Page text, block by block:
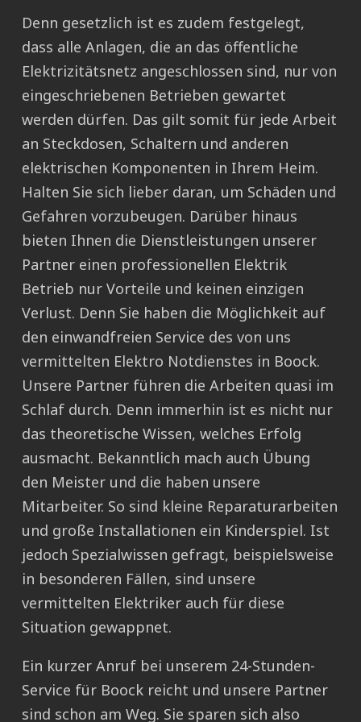
Denn gesetzlich ist es zudem festgelegt,
dass alle Anlagen, die an das öffentliche
Elektrizitätsnetz angeschlossen sind, nur von
eingeschriebenen Betrieben gewartet
werden dürfen. Das gilt somit für jede Arbeit
an Steckdosen, Schaltern und anderen
elektrischen Komponenten in Ihrem Heim.
Halten Sie sich lieber daran, um Schäden und
Gefahren vorzubeugen. Darüber hinaus
bieten Ihnen die Dienstleistungen unserer
Partner einen professionellen Elektrik
Betrieb nur Vorteile und keinen einzigen
Verlust. Denn Sie haben die Möglichkeit auf
den einwandfreien Service des von uns
vermittelten Elektro Notdienstes in Boock.
Unsere Partner führen die Arbeiten quasi im
Schlaf durch. Denn immerhin ist es nicht nur
das theoretische Wissen, welches Erfolg
ausmacht. Bekanntlich mach auch Übung
den Meister und die haben unsere
Mitarbeiter. So sind kleine Reparaturarbeiten
und große Installationen ein Kinderspiel. Ist
jedoch Spezialwissen gefragt, beispielsweise
in besonderen Fällen, sind unsere
vermittelten Elektriker auch für diese
Situation gewappnet.
Ein kurzer Anruf bei unserem 24-Stunden-
Service für Boock reicht und unsere Partner
sind schon am Weg. Sie sparen sich also